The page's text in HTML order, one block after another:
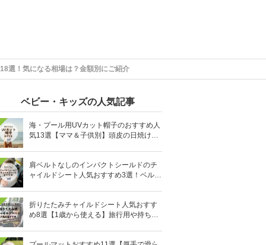
選！気になる相場は？金額別にご紹介
ベビー・キッズの人気記事
海・プール用UVカット帽子のおすすめ人
気13選【ママ＆子供別】頭皮の日焼け対
肩ベルトなしのインパクトシールドのチ
ャイルドシート人気おすすめ3選！ベルト
折りたたみチャイルドシート人気おすす
め8選【1歳から使える】旅行用や持ち運